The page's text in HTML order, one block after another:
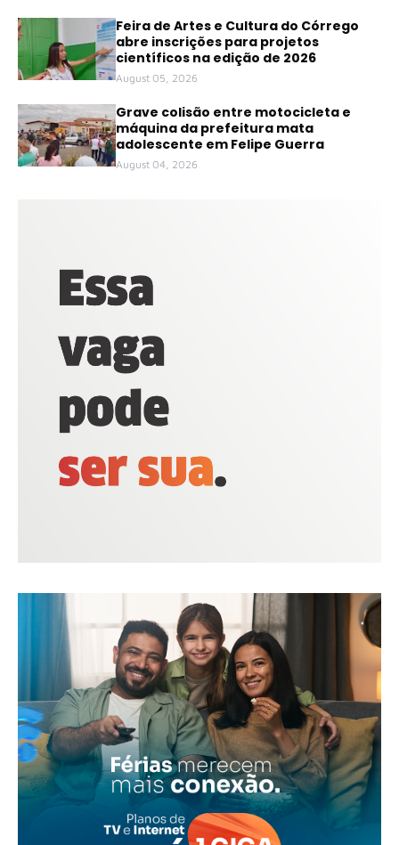
Feira de Artes e Cultura do Córrego
abre inscrições para projetos
científicos na edição de 2026
August 05, 2026
Grave colisão entre motocicleta e
máquina da prefeitura mata
adolescente em Felipe Guerra
August 04, 2026